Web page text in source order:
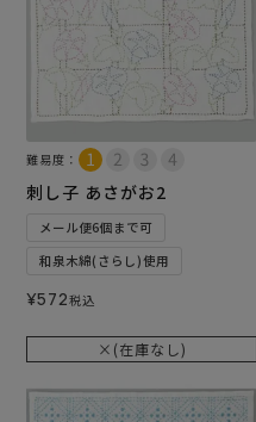
難易度：
刺し子 あさがお2
メール便6個まで可
和泉木綿(さらし)使用
¥572税込
×(在庫なし)